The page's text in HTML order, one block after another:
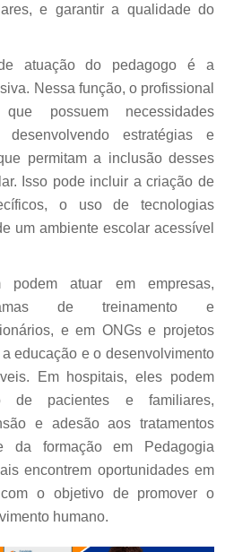
e garantir a qualidade do
atuação do pedagogo é a
Nessa função, o profissional
possuem necessidades
desenvolvendo estratégias e
permitam a inclusão desses
Isso pode incluir a criação de
o uso de tecnologias
um ambiente escolar acessível
podem atuar em empresas,
de treinamento e
e em ONGs e projetos
educação e o desenvolvimento
Em hospitais, eles podem
de pacientes e familiares,
e adesão aos tratamentos
da formação em Pedagogia
encontrem oportunidades em
o objetivo de promover o
humano.